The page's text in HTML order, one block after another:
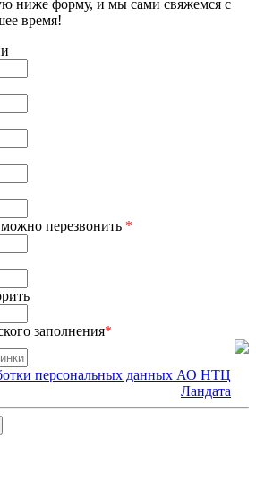
ниже форму, и мы сами свяжемся с
время!
перезвонить *
заполнения*
персональных данных АО НТЦ
Ландата